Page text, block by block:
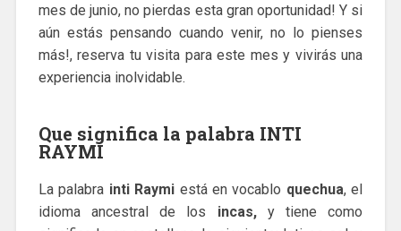
mes de junio, no pierdas esta gran oportunidad! Y si
aún estás pensando cuando venir, no lo pienses
más!, reserva tu visita para este mes y vivirás una
experiencia inolvidable.
Que significa la palabra INTI
RAYMI
La palabra inti Raymi está en vocablo quechua, el
idioma ancestral de los incas,y tiene como